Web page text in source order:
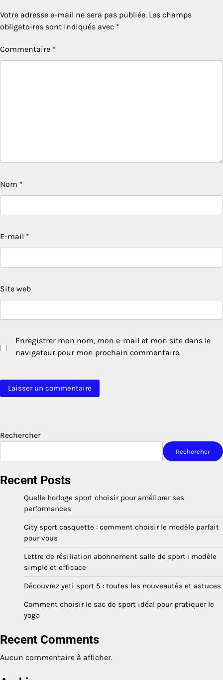
Votre adresse e-mail ne sera pas publiée. Les champs
obligatoires sont indiqués avec *
Commentaire *
Nom *
E-mail *
Site web
Enregistrer mon nom, mon e-mail et mon site dans le
navigateur pour mon prochain commentaire.
Rechercher
Rechercher
Recent Posts
Quelle horloge sport choisir pour améliorer ses
performances
City sport casquette : comment choisir le modèle parfait
pour vous
Lettre de résiliation abonnement salle de sport : modèle
simple et efficace
Découvrez yeti sport 5 : toutes les nouveautés et astuces
Comment choisir le sac de sport idéal pour pratiquer le
yoga
Recent Comments
Aucun commentaire à afficher.